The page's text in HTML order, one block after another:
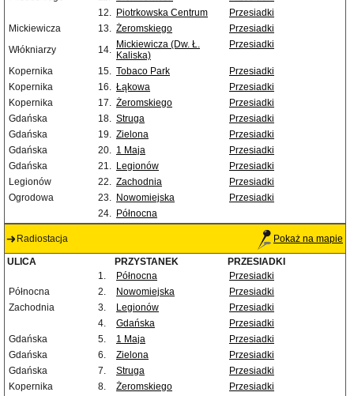
12. Piotrkowska Centrum
Przesiadki
Mickiewicza
13. Żeromskiego
Przesiadki
Włókniarzy
14. Mickiewicza (Dw. Ł.
Kaliska)
Przesiadki
Kopernika 15. Tobaco Park
Przesiadki
Kopernika
16. Łąkowa
Przesiadki
Kopernika
17. Żeromskiego
Przesiadki
Gdańska
18. Struga
Przesiadki
Gdańska
19. Zielona
Przesiadki
Gdańska
20. 1 Maja
Przesiadki
Gdańska
21. Legionów
Przesiadki
Legionów
22. Zachodnia
Przesiadki
Ogrodowa
23. Nowomiejska
Przesiadki
24. Północna
Radiostacja Pokaż na mapie
ULICA PRZYSTANEK
PRZESIADKI
1.
Północna
Przesiadki
Północna
2. Nowomiejska
Przesiadki
Zachodnia
3. Legionów
Przesiadki
4.
Gdańska
Przesiadki
Gdańska
5. 1 Maja
Przesiadki
Gdańska
6. Zielona
Przesiadki
Gdańska
7. Struga
Przesiadki
Kopernika
8. Żeromskiego
Przesiadki